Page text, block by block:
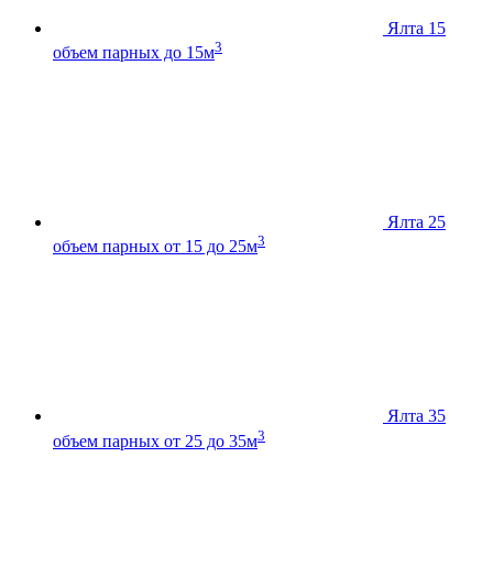
Ялта 15
объем парных до 15м3
Ялта 25
объем парных от 15 до 25м3
Ялта 35
объем парных от 25 до 35м3